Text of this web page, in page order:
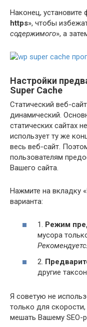
Наконец, установите
https», чтобы
содержимого», а
Настройки
Super Cache
Статический веб-
динамический.
статических сайтах
использует ту же
весь веб-сайт.
пользователям
Вашего сайта.
Нажмите на вкладку «
варианта:
1. Режим
мусора
2.
другие
Я советую не
только для
мешать Вашему SEO-